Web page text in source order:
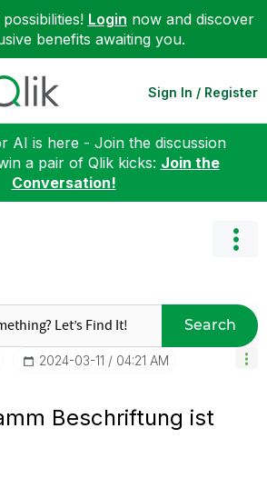
Login now and discover
benefits awaiting you.
Sign In / Register
AI is here - Join the discussion
a pair of Qlik kicks: Join the
Conversation!
Search
‎2024-03-11 04:21 AM
Beschriftung ist